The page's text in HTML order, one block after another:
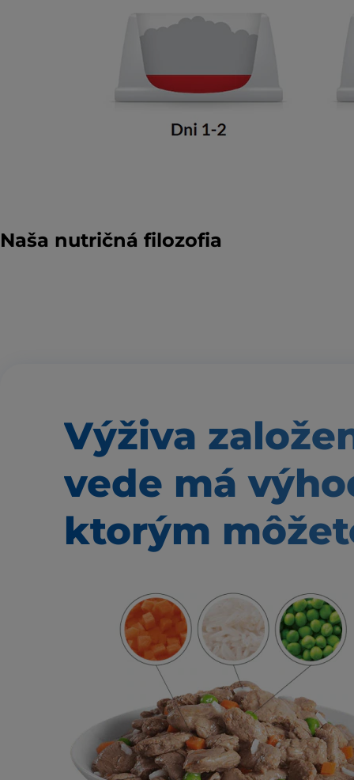
Naša nutričná filozofia
Výživa
vede má
ktorým